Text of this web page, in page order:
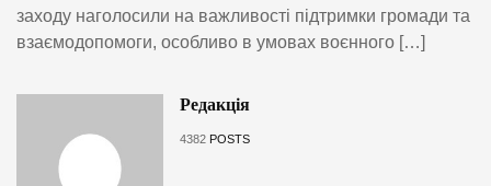
заходу наголосили на важливості підтримки громади та
взаємодопомоги, особливо в умовах воєнного […]
Редакція
4382 POSTS